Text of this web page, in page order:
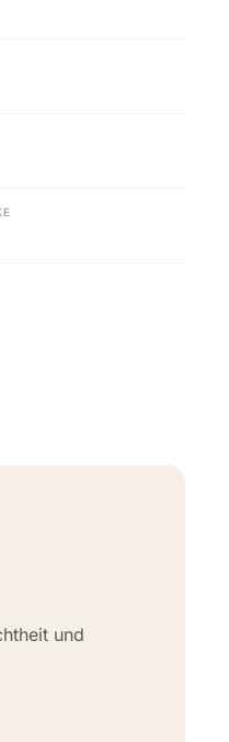
und